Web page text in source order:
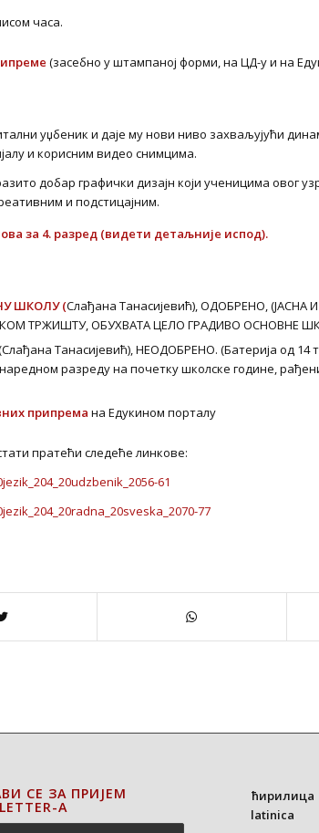
часa.
(засебно у штампаној форми, на ЦД-у и на
уџбеник и даје му нови ниво захваљујући
и корисним видео снимцима.
добар графички дизајн који ученицима овог
и подстицајним.
за 4. разред (видети детаљније испод).
ШКОЛУ (Слађана Танасијевић), ОДОБРЕНО, (ЈАСНА
ТРЖИШТУ, ОБУХВАТА ЦЕЛО ГРАДИВО ОСНОВНЕ
Танасијевић), НЕОДОБРЕНО. (Батерија од 14
разреду на почетку школске године,
припрема на Едукином порталу
пратећи следеће линкове:
61
77
СЕ ЗА ПРИЈЕМ
A
ћирилица
latinica